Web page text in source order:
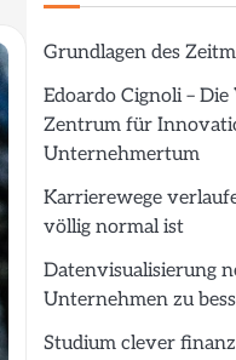
Grundlagen des
Edoardo Cignoli –
Zentrum für
Unternehmertum
Karrierewege
völlig normal ist
Datenvisualisierung
Unternehmen zu
Studium clever